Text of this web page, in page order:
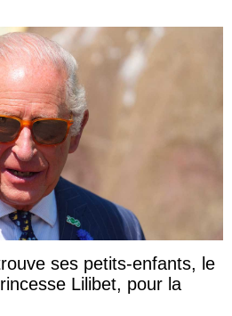
ses petits-enfants, le
Lilibet, pour la